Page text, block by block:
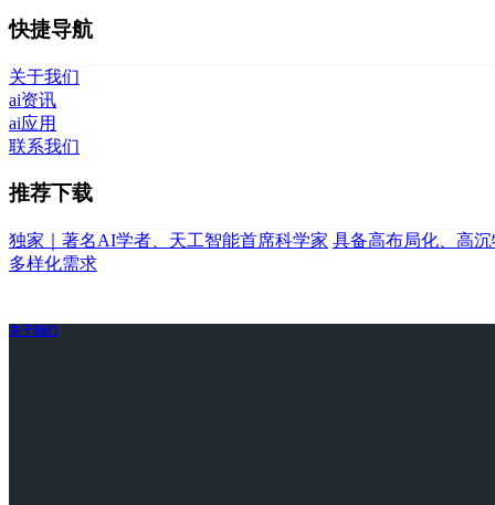
快捷导航
关于我们
ai资讯
ai应用
联系我们
推荐下载
独家｜著名AI学者、天工智能首席科学家 具备高布局化、高
多样化需求
关于我们